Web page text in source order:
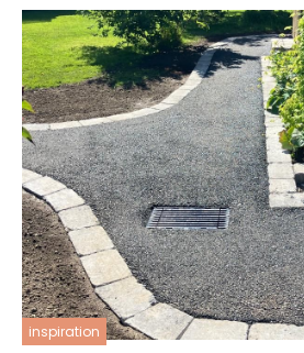
inspiration